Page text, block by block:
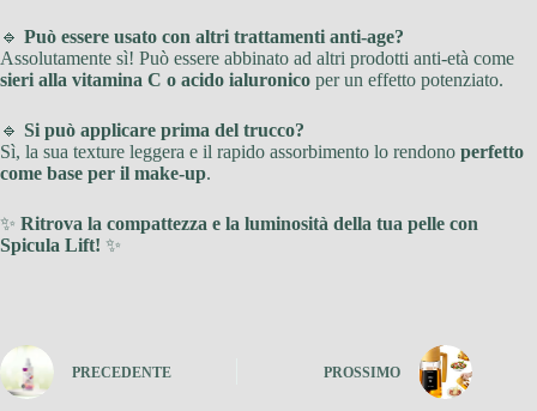
🔹 Può essere usato con altri trattamenti anti-age?
Assolutamente sì! Può essere abbinato ad altri prodotti anti-età come
sieri alla vitamina C o acido ialuronico per un effetto potenziato.
🔹 Si può applicare prima del trucco?
Sì, la sua texture leggera e il rapido assorbimento lo rendono perfetto
come base per il make-up.
✨ Ritrova la compattezza e la luminosità della tua pelle con
Spicula Lift! ✨
PRECEDENTE PROSSIMO